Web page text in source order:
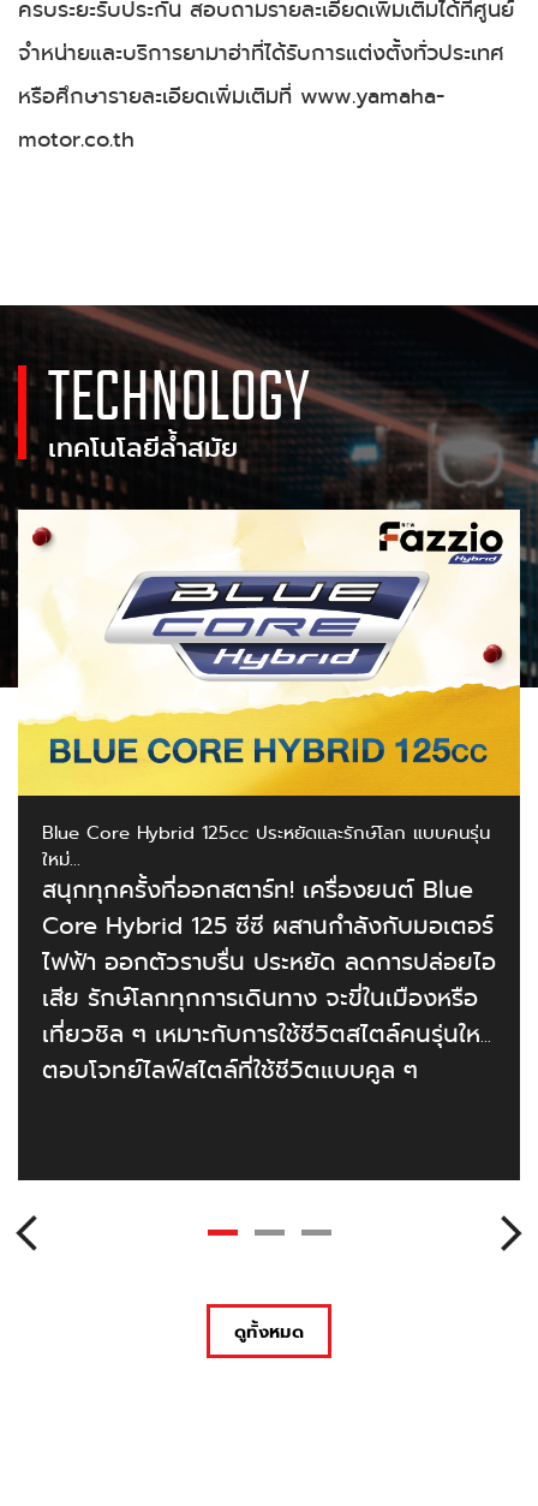
ครบระยะรับประกัน สอบถามรายละเอียดเพิ่มเติมได้ที่ศูนย์
จำหน่ายและบริการยามาฮ่าที่ได้รับการแต่งตั้งทั่วประเทศ
หรือศึกษารายละเอียดเพิ่มเติมที่ www.yamaha-
motor.co.th
TECHNOLOGY
เทคโนโลยีล้ำสมัย
ดูทั้งหมด
Blue Core Hybrid 125cc ประหยัดและรักษ์โลก แบบคนรุ่น
ใหม่…
สนุกทุกครั้งที่ออกสตาร์ท! เครื่องยนต์ Blue
Core Hybrid 125 ซีซี ผสานกำลังกับมอเตอร์
ไฟฟ้า ออกตัวราบรื่น ประหยัด ลดการปล่อยไอ
เสีย รักษ์โลกทุกการเดินทาง จะขี่ในเมืองหรือ
เที่ยวชิล ๆ เหมาะกับการใช้ชีวิตสไตล์คนรุ่นใหม่
ตอบโจทย์ไลฟ์สไตล์ที่ใช้ชีวิตแบบคูล ๆ